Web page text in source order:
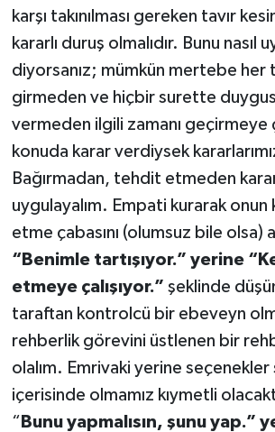
karşı takınılması gereken tavır
kararlı duruş olmalıdır. Bunu nasıl
diyorsanız; mümkün mertebe her
girmeden ve hiçbir surette
vermeden ilgili zamanı geçirmeye
konuda karar verdiysek
Bağırmadan, tehdit etmeden
uygulayalım. Empati kurarak onun
etme çabasını (olumsuz bile olsa)
“Benimle tartışıyor.” yerine
etmeye çalışıyor.” şeklinde
taraftan kontrolcü bir ebeveyn
rehberlik görevini üstlenen bir
olalım. Emrivaki yerine
içerisinde olmamız kıymetli
“ Bunu yapmalısın, şunu yap.”